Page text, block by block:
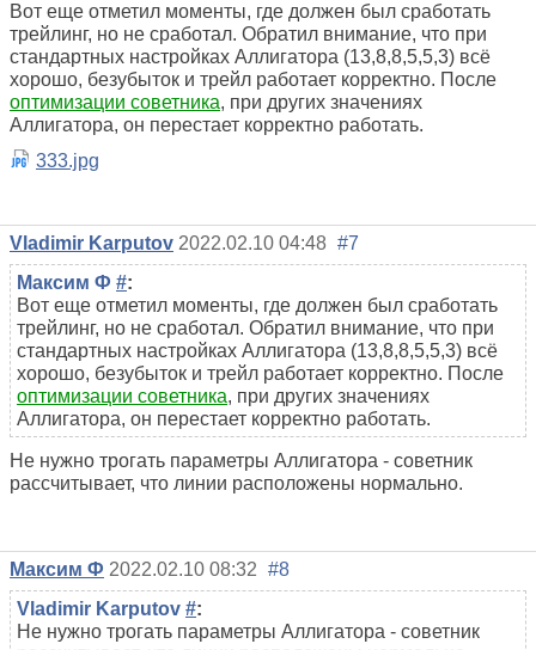
Вот еще отметил моменты, где должен был сработать
трейлинг, но не сработал. Обратил внимание, что при
стандартных настройках Аллигатора (13,8,8,5,5,3) всё
хорошо, безубыток и трейл работает корректно. После
оптимизации советника, при других значениях
Аллигатора, он перестает корректно работать.
333.jpg
Vladimir Karputov 2022.02.10 04:48 #7
Максим Ф #:
Вот еще отметил моменты, где должен был сработать
трейлинг, но не сработал. Обратил внимание, что при
стандартных настройках Аллигатора (13,8,8,5,5,3) всё
хорошо, безубыток и трейл работает корректно. После
оптимизации советника, при других значениях
Аллигатора, он перестает корректно работать.
Не нужно трогать параметры Аллигатора - советник
рассчитывает, что линии расположены нормально.
Максим Ф 2022.02.10 08:32 #8
Vladimir Karputov #:
Не нужно трогать параметры Аллигатора - советник